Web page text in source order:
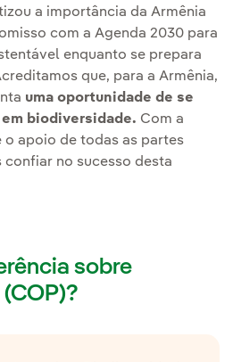
a importância da Armênia
com a Agenda 2030 para
enquanto se prepara
que, para a Armênia,
uma oportunidade de se
biodiversidade. Com a
apoio de todas as partes
confiar no sucesso desta
sobre